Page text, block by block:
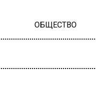
ОБЩЕСТВО